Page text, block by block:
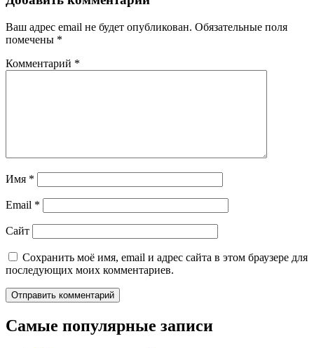
Ваш адрес email не будет опубликован. Обязательные поля
помечены *
Комментарий *
Имя *
Email *
Сайт
Сохранить моё имя, email и адрес сайта в этом браузере для
последующих моих комментариев.
Самые популярные записи